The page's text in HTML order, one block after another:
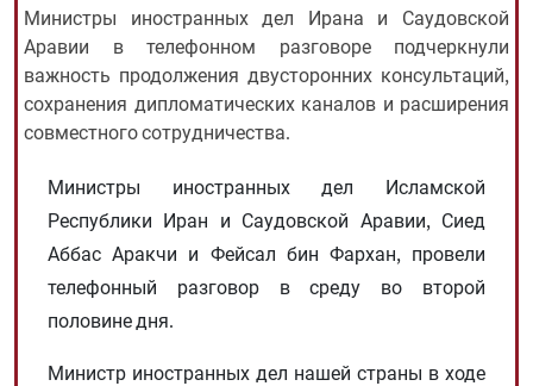
Министры иностранных дел Ирана и Саудовской
Аравии в телефонном разговоре подчеркнули
важность продолжения двусторонних консультаций,
сохранения дипломатических каналов и расширения
совместного сотрудничества.
Министры иностранных дел Исламской
Республики Иран и Саудовской Аравии, Сиед
Аббас Аракчи и Фейсал бин Фархан, провели
телефонный разговор в среду во второй
половине дня.
Министр иностранных дел нашей страны в ходе